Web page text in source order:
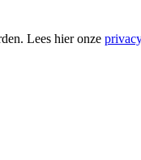
Lees hier onze